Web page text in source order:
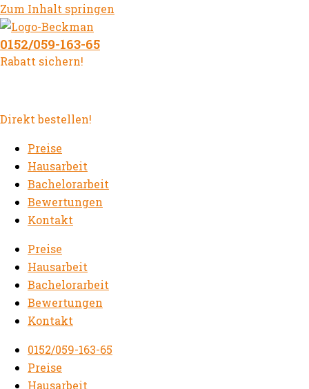
Zum Inhalt springen
0152/059-163-65
Rabatt sichern!
Direkt bestellen!
Preise
Hausarbeit
Bachelorarbeit
Bewertungen
Kontakt
Preise
Hausarbeit
Bachelorarbeit
Bewertungen
Kontakt
0152/059-163-65
Preise
Hausarbeit